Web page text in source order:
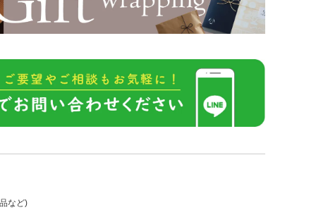
など)